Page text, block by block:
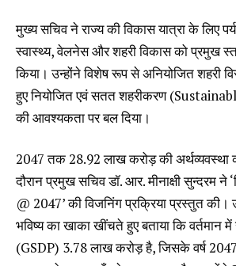
मुख्य सचिव ने राज्य की विकास यात्रा के लिए
स्वास्थ्य, वेलनेस और शहरी विकास को प्रमुख
किया। उन्होंने विशेष रूप से अनियोजित शहरी
हुए नियोजित एवं सतत शहरीकरण
की आवश्यकता पर बल दिया।
2047 तक ₹28.92 लाख करोड़ की अर्थव्यवस्था
दौरान प्रमुख सचिव डॉ. आर. मीनाक्षी सुन्दरम ने
@ 2047’ की विजनिंग प्रक्रिया प्रस्तुत की।
भविष्य का खाका खींचते हुए बताया कि वर्तमान में
(GSDP) ₹3.78 लाख करोड़ है, जिसके वर्ष